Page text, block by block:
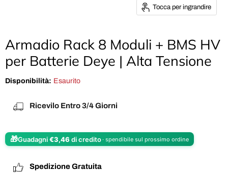
Tocca per ingrandire
Armadio Rack 8 Moduli + BMS HV
per Batterie Deye | Alta Tensione
Disponibilità: Esaurito
Ricevilo Entro 3/4 Giorni
🎁Guadagni€3,46 di credito· spendibile sul prossimo ordine
Spedizione Gratuita